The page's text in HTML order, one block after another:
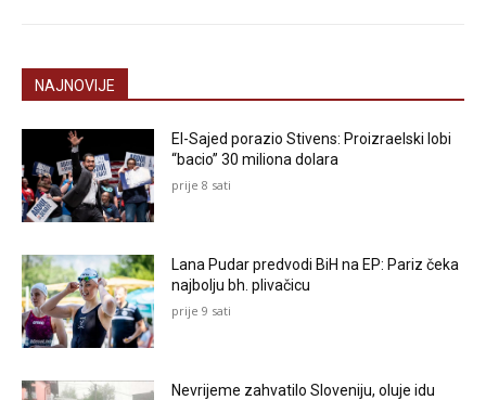
NAJNOVIJE
El-Sajed porazio Stivens: Proizraelski lobi
“bacio” 30 miliona dolara
prije 8 sati
Lana Pudar predvodi BiH na EP: Pariz čeka
najbolju bh. plivačicu
prije 9 sati
Nevrijeme zahvatilo Sloveniju, oluje idu